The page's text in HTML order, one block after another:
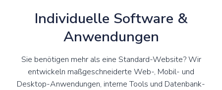
Individuelle Software &
Anwendungen
Sie benötigen mehr als eine Standard-Website? Wir
entwickeln maßgeschneiderte Web-, Mobil- und
Desktop-Anwendungen, interne Tools und Datenbank-